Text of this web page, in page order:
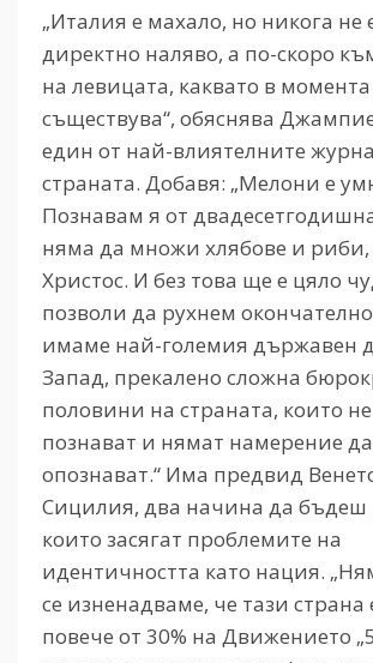
„Италия е махало, но никога не
директно наляво, а по-скоро
на левицата, каквато в
съществува“, обяснява
един от най-влиятелните
страната. Добавя: „Мелони е
Познавам я от
няма да множи хлябове и риби,
Христос. И без това ще е цяло
позволи да рухнем
имаме най-големия държавен
Запад, прекалено сложна
половини на страната, които не
познават и нямат намерение да
опознават.“ Има предвид
Сицилия, два начина да бъдеш
които засягат проблемите на
идентичността като нация.
се изненадваме, че тази страна
повече от 30% на Движението